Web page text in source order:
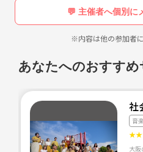
・2～5人予定。
・料金はカラオケ代のみ
このカラオケ会は、
カラオケを通して、好きなアーティ
なので周りに合わせる必要はなく、
にシェアすることが目的です。
また歌の練習で活用頂いても構いま
みんなで音楽を楽しみましょう！
💬 主催者へ個別に
※内容は他の参加者
あなたへのおすすめ
社
音
★★